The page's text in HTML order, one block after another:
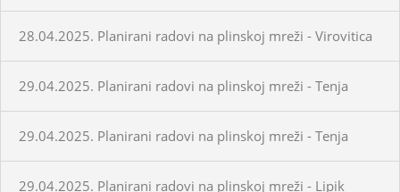
28.04.2025. Planirani radovi na plinskoj mreži - Virovitica
29.04.2025. Planirani radovi na plinskoj mreži - Tenja
29.04.2025. Planirani radovi na plinskoj mreži - Tenja
29.04.2025. Planirani radovi na plinskoj mreži - Lipik